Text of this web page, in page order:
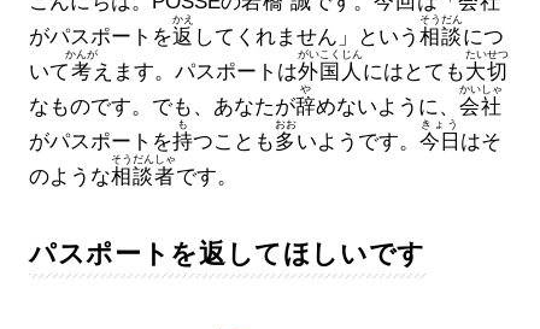
がパスポートを返
かえ
してくれません」という 相談
そうだん
につ
いて考
かんが
えます。パスポートは外国人
がいこくじん
にはとても大切
たいせつ
なものです。でも、あなたが辞
や
めないように、 会社
かいしゃ
がパスポートを持
も
つことも多
おお
いようです。 今日
きょう
はそ
のような相談者
そうだんしゃ
です。
パスポートを返してほしいです